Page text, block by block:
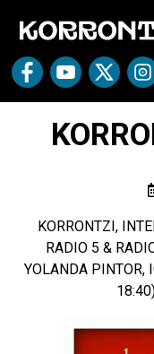
KORRONTZI,
RADIO 5 &
YOLANDA PINTOR,